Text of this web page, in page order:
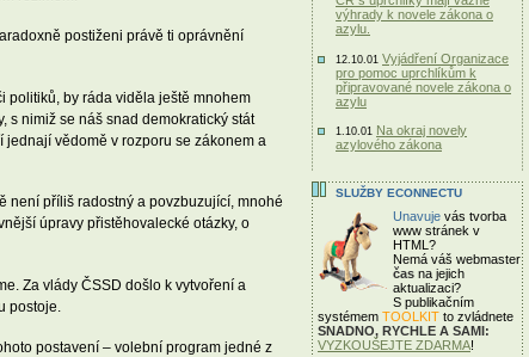
postiženi právě ti oprávnění
politiků, by ráda viděla ještě mnohem
s nimiž se náš snad demokratický stát
vědomě v rozporu se zákonem a
není příliš radostný a povzbuzující, mnohé
úpravy přistěhovalecké otázky, o
Za vlády ČSSD došlo k vytvoření a
postoje.
postavení – volební program jedné z
výhrady k novele zákona o
azylu.
12.10.01 Vyjádření Organizace
pro pomoc uprchlíkům k
připravované novele zákona o
azylu
1.10.01 Na okraj novely
azylového zákona
SLUŽBY ECONNECTU
Unavuje vás tvorba
www stránek v
HTML?
Nemá váš webmaster
čas na jejich
aktualizaci?
S publikačním
systémem TOOLKIT to zvládnete
SNADNO, RYCHLE A SAMI:
VYZKOUŠEJTE ZDARMA!